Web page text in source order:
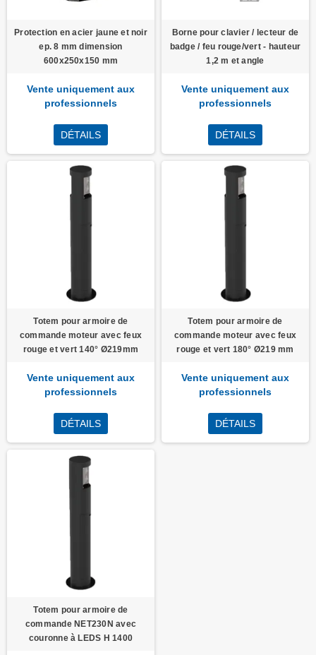
Protection en acier jaune et noir
ep. 8 mm dimension
600x250x150 mm
Vente uniquement aux
professionnels
DÉTAILS
Borne pour clavier / lecteur de
badge / feu rouge/vert - hauteur
1,2 m et angle
Vente uniquement aux
professionnels
DÉTAILS
Totem pour armoire de
commande moteur avec feux
rouge et vert 140° Ø219mm
Vente uniquement aux
professionnels
DÉTAILS
Totem pour armoire de
commande moteur avec feux
rouge et vert 180° Ø219 mm
Vente uniquement aux
professionnels
DÉTAILS
Totem pour armoire de
commande NET230N avec
couronne à LEDS H 1400